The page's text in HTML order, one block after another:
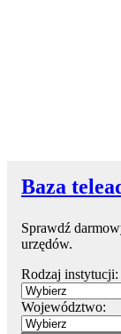
Baza
Sprawdź
urzędów.
Rodzaj instytucji:
Województwo: